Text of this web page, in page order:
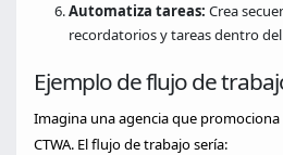
Automatiza tareas: Crea
recordatorios y tareas dentro del
Ejemplo de flujo de
Imagina una agencia que
CTWA. El flujo de trabajo sería: